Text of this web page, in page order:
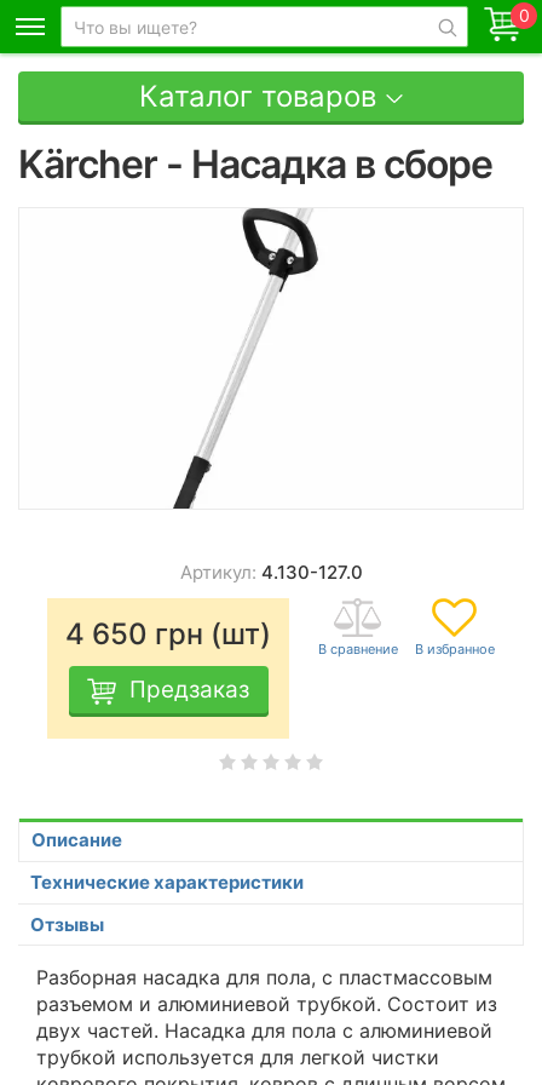
0
Каталог товаров
Kärcher - Насадка в сборе
Артикул: 4.130-127.0
4 650 грн (шт)
Предзаказ
Описание
Технические характеристики
Отзывы
Разборная насадка для пола, с пластмассовым
разъемом и алюминиевой трубкой. Состоит из
двух частей. Насадка для пола с алюминиевой
трубкой используется для легкой чистки